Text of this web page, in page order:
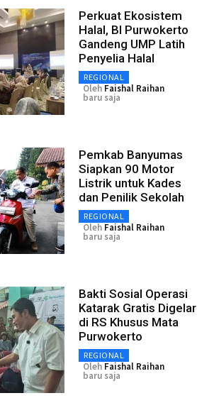
Perkuat Ekosistem
Halal, BI Purwokerto
Gandeng UMP Latih
Penyelia Halal
REGIONAL
Oleh Faishal Raihan
baru saja
Pemkab Banyumas
Siapkan 90 Motor
Listrik untuk Kades
dan Penilik Sekolah
REGIONAL
Oleh Faishal Raihan
baru saja
Bakti Sosial Operasi
Katarak Gratis Digelar
di RS Khusus Mata
Purwokerto
REGIONAL
Oleh Faishal Raihan
baru saja